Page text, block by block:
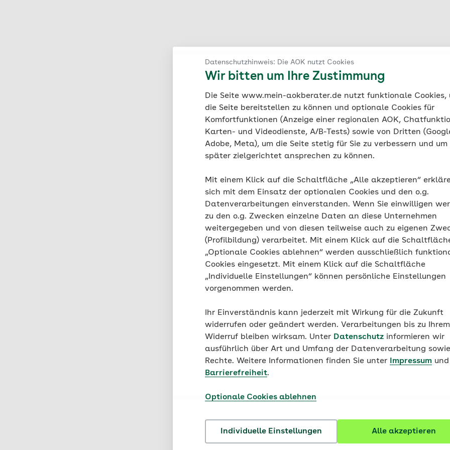
Datenschutzhinweis: Die AOK nutzt Cookies
Wir bitten um Ihre Zustimmung
Die Seite www.mein-aokberater.de nutzt funktionale Cookies,
die Seite bereitstellen zu können und optionale Cookies für
Komfortfunktionen (Anzeige einer regionalen AOK,
Karten- und Videodienste, A/B-Tests) sowie von Dritten
Adobe, Meta), um die Seite stetig für Sie zu verbessern und um
später zielgerichtet ansprechen zu können.
Mit einem Klick auf die Schaltfläche „Alle akzeptieren“
sich mit dem Einsatz der optionalen Cookies und den o.g.
Datenverarbeitungen einverstanden. Wenn Sie einwilligen
zu den o.g. Zwecken einzelne Daten an diese Unternehmen
weitergegeben und von diesen teilweise auch zu eigenen
(Profilbildung) verarbeitet. Mit einem Klick auf die
„Optionale Cookies ablehnen“ werden ausschließlich
Cookies eingesetzt. Mit einem Klick auf die Schaltfläche
„Individuelle Einstellungen“ können persönliche Einstellungen
vorgenommen werden.
Ihr Einverständnis kann jederzeit mit Wirkung für die Zukunft
widerrufen oder geändert werden. Verarbeitungen bis zu Ihrem
Widerruf bleiben wirksam. Unter Datenschutz informieren wir
ausführlich über Art und Umfang der Datenverarbeitung
Rechte. Weitere Informationen finden Sie unter
Impressum und
Barrierefreiheit.
Optionale Cookies ablehnen
Individuelle Einstellungen Alle akzeptieren